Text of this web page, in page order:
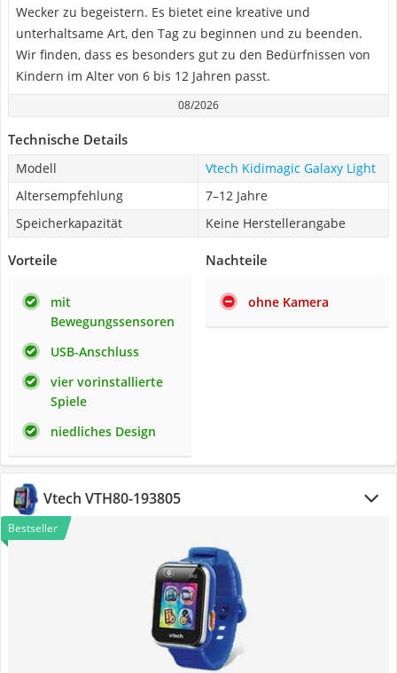
Wecker zu begeistern. Es bietet eine kreative und
unterhaltsame Art, den Tag zu beginnen und zu beenden.
Wir finden, dass es besonders gut zu den Bedürfnissen von
Kindern im Alter von 6 bis 12 Jahren passt.
08/2026
Technische Details
Modell
Vtech Kidimagic Galaxy Light
Altersempfehlung
7–12 Jahre
Speicherkapazität
Keine Herstellerangabe
Vorteile
mit
Bewegungssensoren
USB-Anschluss
vier vorinstallierte
Spiele
niedliches Design
Nachteile
ohne Kamera
Vtech VTH80-193805
Bestseller